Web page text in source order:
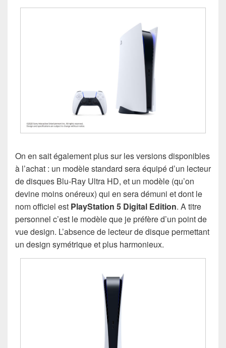
On en sait également plus sur les versions disponibles
à l’achat : un modèle standard sera équipé d’un lecteur
de disques Blu-Ray Ultra HD, et un modèle (qu’on
devine moins onéreux) qui en sera démuni et dont le
nom officiel est PlayStation 5 Digital Edition. A titre
personnel c’est le modèle que je préfère d’un point de
vue design. L’absence de lecteur de disque permettant
un design symétrique et plus harmonieux.